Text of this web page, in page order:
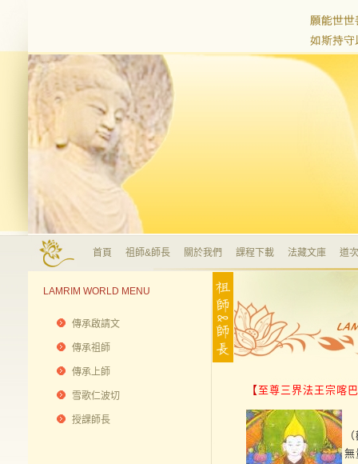
首頁 祖師&師長 關於我們 課程下載 法藏文庫 道
LAMRIM WORLD MENU
傳承啟請文
傳承祖師
傳承上師
雪歌仁波切
授課師長
【至尊三界法王宗喀
無